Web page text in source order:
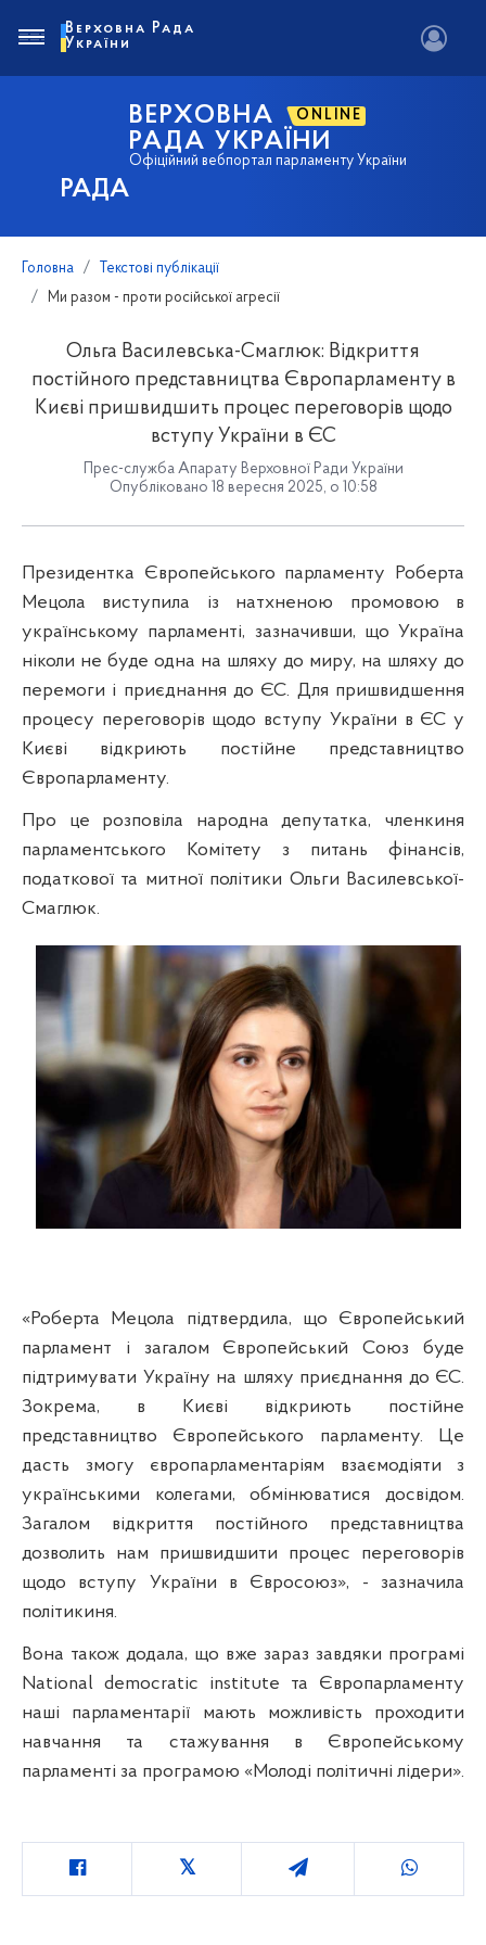
РАДА
ВЕРХОВНА ONLINE
РАДА УКРАЇНИ
Офіційний вебпортал парламенту України
Верховна Рада
України
Головна
Текстові публікації
Ми разом - проти російської агресії
Ольга Василевська-Смаглюк: Відкриття
постійного представництва Європарламенту в
Києві пришвидшить процес переговорів щодо
вступу України в ЄС
Прес-служба Апарату Верховної Ради України
Опубліковано 18 вересня 2025, о 10:58
Президентка Європейського парламенту Роберта
Мецола виступила із натхненою промовою в
українському парламенті, зазначивши, що Україна
ніколи не буде одна на шляху до миру, на шляху до
перемоги і приєднання до ЄС. Для пришвидшення
процесу переговорів щодо вступу України в ЄС у
Києві відкриють постійне представництво
Європарламенту.
Про це розповіла народна депутатка, членкиня
парламентського Комітету з питань фінансів,
податкової та митної політики Ольги Василевської-
Смаглюк.
«Роберта Мецола підтвердила, що Європейський
парламент і загалом Європейський Союз буде
підтримувати Україну на шляху приєднання до ЄС.
Зокрема, в Києві відкриють постійне
представництво Європейського парламенту. Це
дасть змогу європарламентаріям взаємодіяти з
українськими колегами, обмінюватися досвідом.
Загалом відкриття постійного представництва
дозволить нам пришвидшити процес переговорів
щодо вступу України в Євросоюз», - зазначила
політикиня.
Вона також додала, що вже зараз завдяки програмі
National democratic institute та Європарламенту
наші парламентарії мають можливість проходити
навчання та стажування в Європейському
парламенті за програмою «Молоді політичні лідери».